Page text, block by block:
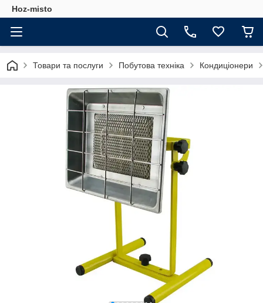
Hoz-misto
Товари та послуги Побутова техніка Кондиціонери